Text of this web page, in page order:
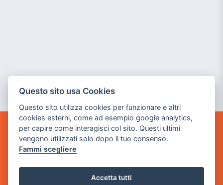
GAME WARP
BY POWER GAME SRL
Sede Legale
via Villaggio dei Platani, 3
Questo sito usa Cookies
Questo sito utilizza cookies per funzionare e altri
cookies esterni, come ad esempio google analytics,
per capire come interagisci col sito. Questi ultimi
vengono utilizzati solo dopo il tuo consenso.
Fammi scegliere
Accetta tutti